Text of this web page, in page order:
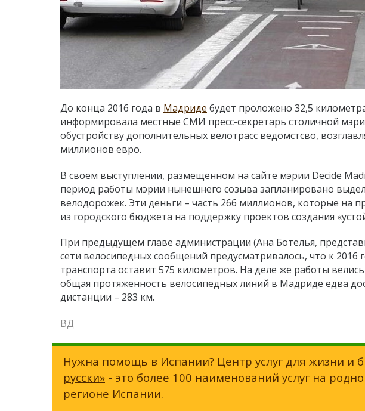
До конца 2016 года в Мадриде будет проложено 32,5
информировала местные СМИ пресс-секретарь столичной
обустройству дополнительных велотрасс ведомстсво,
миллионов евро.
В своем выступлении, размещенном на сайте мэрии Decide
период работы мэрии нынешнего созыва запланировано
велодорожек. Эти деньги – часть 266 миллионов, которые на
из городского бюджета на поддержку проектов создания
При предыдущем главе администрации (Ана Ботелья,
сети велосипедных сообщений предусматривалось, что к
транспорта оставит 575 километров. На деле же работы
общая протяженность велосипедных линий в Мадриде едва
дистанции – 283 км.
ВД
Нужна помощь в Испании? Центр услуг для жизни и
русски» - это более 100 наименований услуг на
регионе Испании.